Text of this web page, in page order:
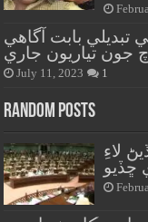
موسمياتي تبديلي بابت آگاهي
جون تياريون جاري
July 11, 2023 1
Random Posts
لاءِ
ڇڏيو